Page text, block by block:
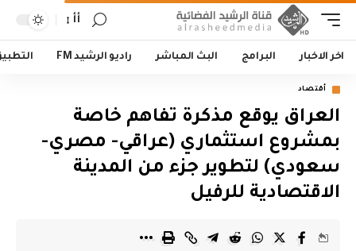
أأ
اخر الاخبار البرامج البث المباشر راديو الرشيد FM
أقتصاد
العراق يوقع مذكرة تفاهم خاصة
بمشروع استثماري (عراقي- مصري-
سعودي) لتطوير جزء من المدينة
الاقتصادية للرفيل